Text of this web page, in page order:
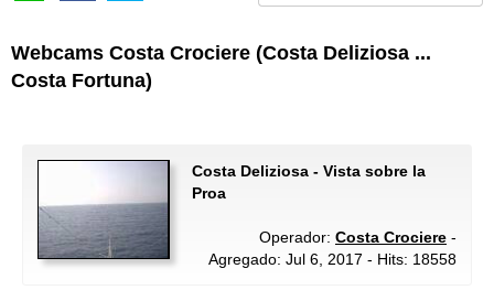
Webcams Costa Crociere (Costa Deliziosa ...
Costa Fortuna)
Costa Deliziosa - Vista sobre la
Proa
Operador: Costa Crociere -
Agregado: Jul 6, 2017 - Hits: 18558